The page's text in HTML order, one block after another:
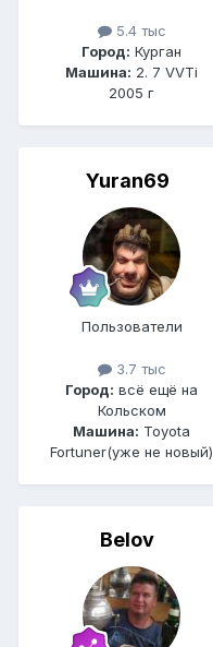
5.4 тыс
Город: Курган
Машина: 2. 7 VVTi
2005 г
Yuran69
Пользователи
3.7 тыс
Город: всё ещё на
Кольском
Машина: Toyota
Fortuner(уже не новый)
Belov